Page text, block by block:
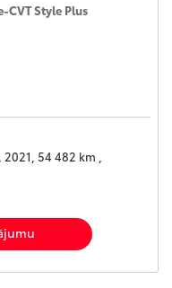
CVT Style Plus
54 482 km ,